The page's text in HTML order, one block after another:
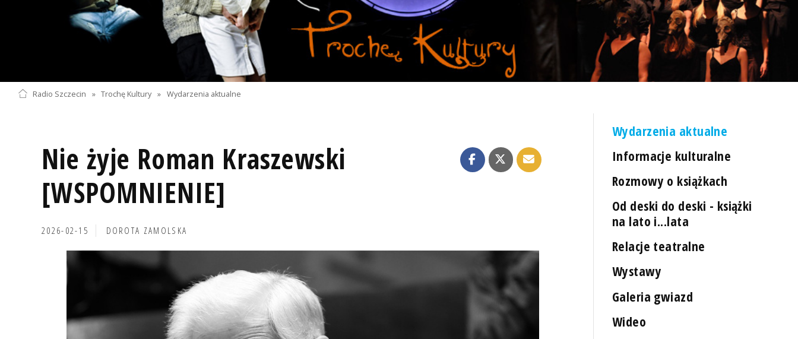
Radio Szczecin » Trochę Kultury » Wydarzenia aktualne
Nie żyje Roman Kraszewski
[WSPOMNIENIE]
2026-02-15 DOROTA ZAMOLSKA
Wydarzenia aktualne
Informacje kulturalne
Rozmowy o książkach
Od deski do deski - książki
na lato i...lata
Relacje teatralne
Wystawy
Galeria gwiazd
Wideo